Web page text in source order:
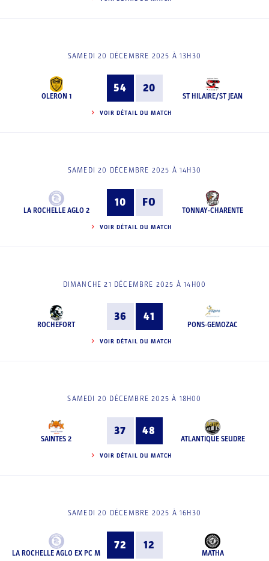
SAMEDI 20 DÉCEMBRE 2025 À 13H30
OLERON 1
54 20
ST HILAIRE/ST JEAN
VOIR DÉTAIL DU MATCH
SAMEDI 20 DÉCEMBRE 2025 À 14H30
LA ROCHELLE AGLO 2
10 FO
TONNAY-CHARENTE
VOIR DÉTAIL DU MATCH
DIMANCHE 21 DÉCEMBRE 2025 À 14H00
ROCHEFORT
36 41
PONS-GEMOZAC
VOIR DÉTAIL DU MATCH
SAMEDI 20 DÉCEMBRE 2025 À 18H00
SAINTES 2
37 48
ATLANTIQUE SEUDRE
VOIR DÉTAIL DU MATCH
SAMEDI 20 DÉCEMBRE 2025 À 16H30
LA ROCHELLE AGLO EX PC M
72 12
MATHA